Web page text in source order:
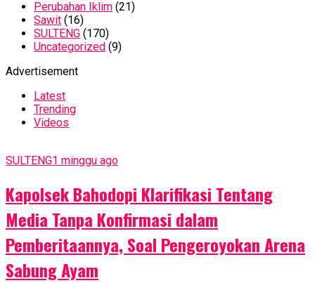
Perubahan Iklim (21)
Sawit (16)
SULTENG (170)
Uncategorized (9)
Advertisement
Latest
Trending
Videos
SULTENG1 minggu ago
Kapolsek Bahodopi Klarifikasi Tentang
Media Tanpa Konfirmasi dalam
Pemberitaannya, Soal Pengeroyokan Arena
Sabung Ayam